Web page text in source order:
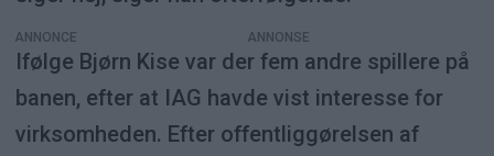
ANNONCE
Ifølge Bjørn Kise var der fem andre spillere på
banen, efter at IAG havde vist interesse for
virksomheden. Efter offentliggørelsen af